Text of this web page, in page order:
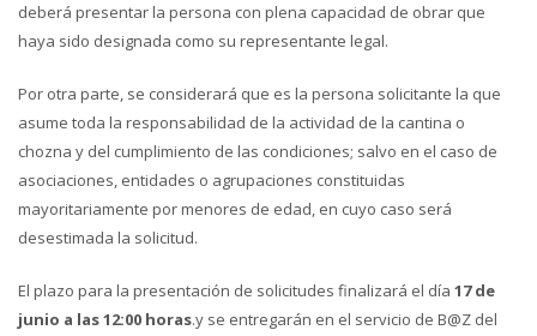
deberá presentar la persona con plena capacidad de obrar que
haya sido designada como su representante legal.
Por otra parte, se considerará que es la persona solicitante la que
asume toda la responsabilidad de la actividad de la cantina o
chozna y del cumplimiento de las condiciones; salvo en el caso de
asociaciones, entidades o agrupaciones constituidas
mayoritariamente por menores de edad, en cuyo caso será
desestimada la solicitud.
El plazo para la presentación de solicitudes finalizará el día 17de
junio a las 12:00 horas.y se entregarán en el servicio de B@Z del